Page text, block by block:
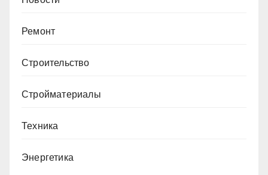
Ремонт
Строительство
Стройматериалы
Техника
Энергетика